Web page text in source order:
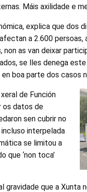
Máis axilidade e
explica que
a 2.600 persoas,
non as van deixar
se lles denega
boa parte dos casos
de Función
os datos de
sen cubrir no
interpelada
se limitou a
que ‘non toca’
gravidade que a Xunta